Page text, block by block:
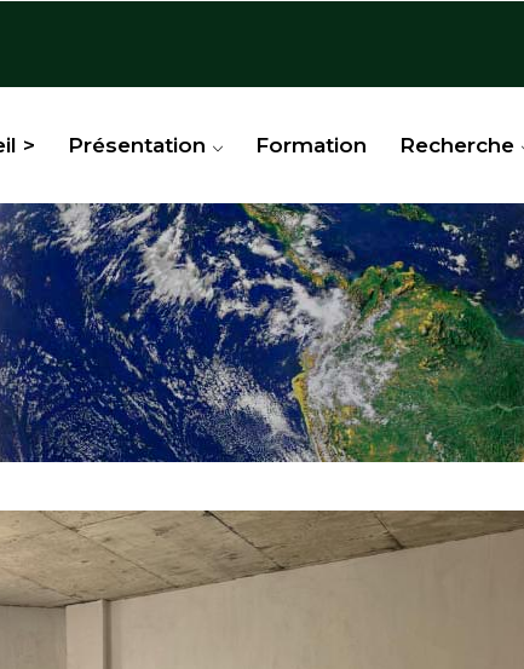
> Présentation Formation Recherche